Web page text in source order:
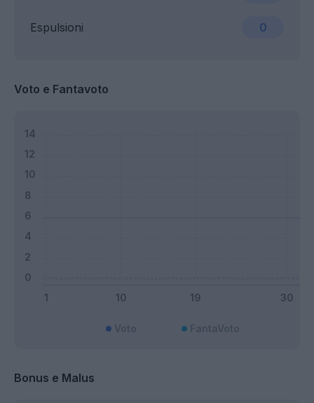
Espulsioni 0
Voto e Fantavoto
Bonus e Malus